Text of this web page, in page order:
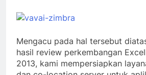
Mengacu pada hal tersebut
hasil review perkembangan
2013, kami mempersiapkan